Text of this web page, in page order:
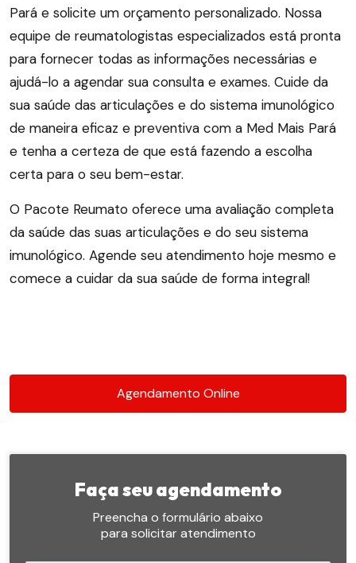
Pará e solicite um orçamento personalizado. Nossa
equipe de reumatologistas especializados está pronta
para fornecer todas as informações necessárias e
ajudá-lo a agendar sua consulta e exames. Cuide da
sua saúde das articulações e do sistema imunológico
de maneira eficaz e preventiva com a Med Mais Pará
e tenha a certeza de que está fazendo a escolha
certa para o seu bem-estar.
O Pacote Reumato oferece uma avaliação completa
da saúde das suas articulações e do seu sistema
imunológico. Agende seu atendimento hoje mesmo e
comece a cuidar da sua saúde de forma integral!
Agendamento Online
Faça seu agendamento
Preencha o formulário abaixo
para solicitar atendimento